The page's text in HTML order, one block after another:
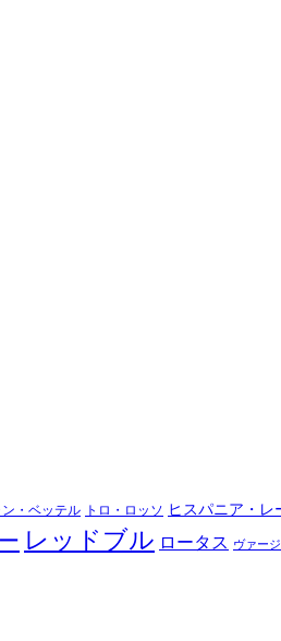
・ベッテル トロ・ロッソ ヒスパニア・レ
レッドブル ロータス ヴァー